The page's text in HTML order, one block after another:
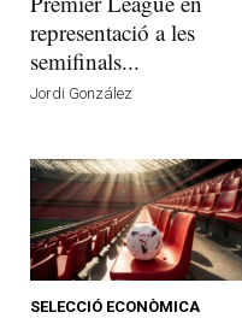
representació a les
semifinals...
Jordi González
SELECCIÓ ECONÒMICA